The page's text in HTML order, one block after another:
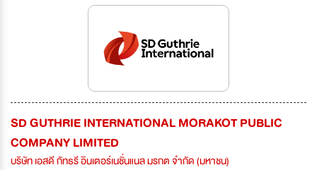
SD GUTHRIE INTERNATIONAL MORAKOT PUBLIC
COMPANY LIMITED
บริษัท เอสดี กัทธรี อินเตอร์เนชั่นแนล มรกต จำกัด (มหาชน)